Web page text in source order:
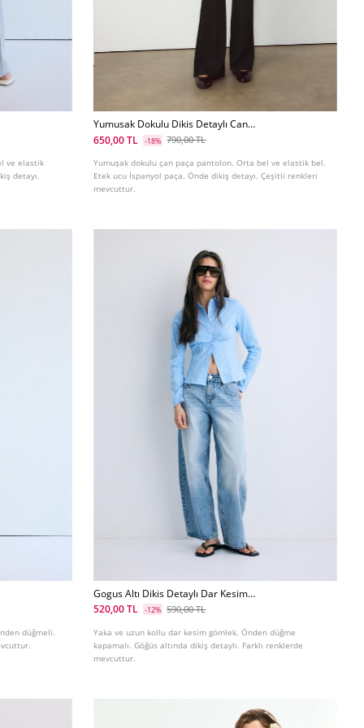
ve elastik
detayı.
Yumusak Dokulu Dikis Detaylı Can
Paca Pantolon
650,00 TL -18% 790,00 TL
Yumuşak dokulu çan paça pantolon. Orta bel ve elastik bel.
Etek ucu İspanyol paça. Önde dikiş detayı. Çeşitli renkleri
mevcuttur.
düğmeli.
Gogus Altı Dikis Detaylı Dar Kesim
Gomlek
520,00 TL -12% 590,00 TL
Yaka ve uzun kollu dar kesim gömlek. Önden düğme
kapamalı. Göğüs altında dikiş detaylı. Farklı renklerde
mevcuttur.